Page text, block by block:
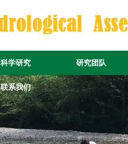
科学研究 研究团队
联系我们